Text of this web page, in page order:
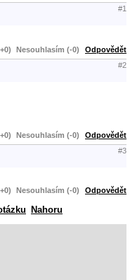
#1
Nesouhlasím (-0) Odpovědět
#2
Nesouhlasím (-0) Odpovědět
#3
Nesouhlasím (-0) Odpovědět
Nahoru